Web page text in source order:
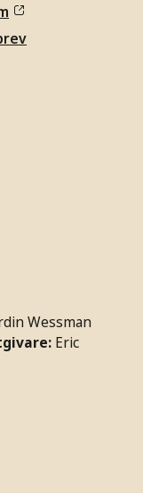
Wessman
Eric